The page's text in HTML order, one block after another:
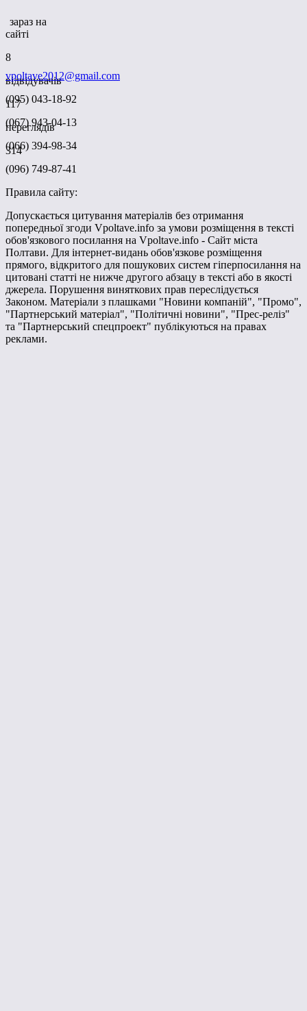
зараз на
сайті
8
відвідувачів
117
переглядів
314
vpoltave2012@gmail.com
(095) 043-18-92
(067) 943-04-13
(066) 394-98-34
(096) 749-87-41
Правила сайту:
Допускається цитування матеріалів без отримання
попередньої згоди Vpoltave.info за умови розміщення в тексті
обов'язкового посилання на Vpoltave.info - Сайт міста
Полтави. Для інтернет-видань обов'язкове розміщення
прямого, відкритого для пошукових систем гіперпосилання на
цитовані статті не нижче другого абзацу в тексті або в якості
джерела. Порушення виняткових прав переслідується
Законом. Матеріали з плашками "Новини компаній", "Промо",
"Партнерський матеріал", "Політичні новини", "Прес-реліз"
та "Партнерський спецпроект" публікуються на правах
реклами.